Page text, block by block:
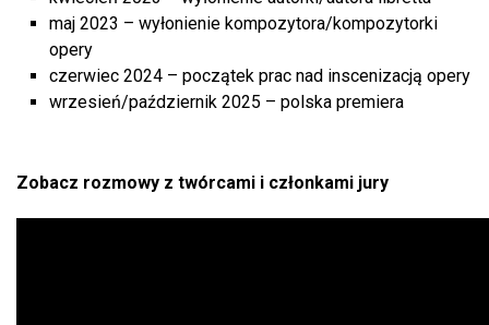
maj 2023 – wyłonienie kompozytora/kompozytorki
opery
czerwiec 2024 – początek prac nad inscenizacją opery
wrzesień/październik 2025 – polska premiera
Zobacz rozmowy z twórcami i członkami jury